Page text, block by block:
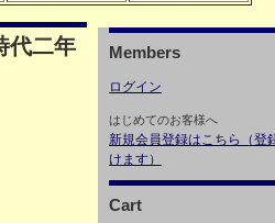
二年
Members
ログイン
はじめてのお客様へ
新規会員登録はこちら（登
けます）
Cart